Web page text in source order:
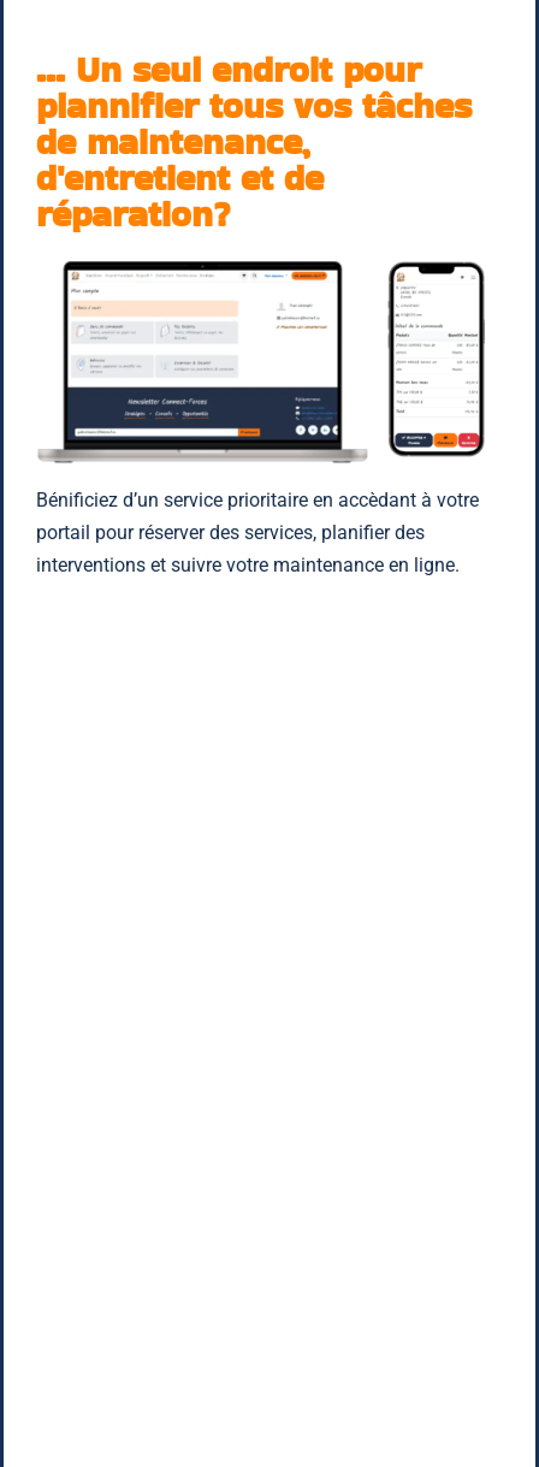
... Un seul endroit pour
plannifier tous vos tâches
de maintenance,
d'entretient et de
réparation?
Bénificiez d’un service prioritaire en accèdant à votre
portail pour réserver des services, planifier des
interventions et suivre votre maintenance en ligne.